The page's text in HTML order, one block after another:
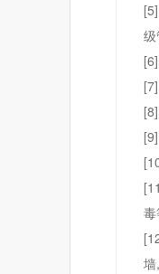
毒
墙